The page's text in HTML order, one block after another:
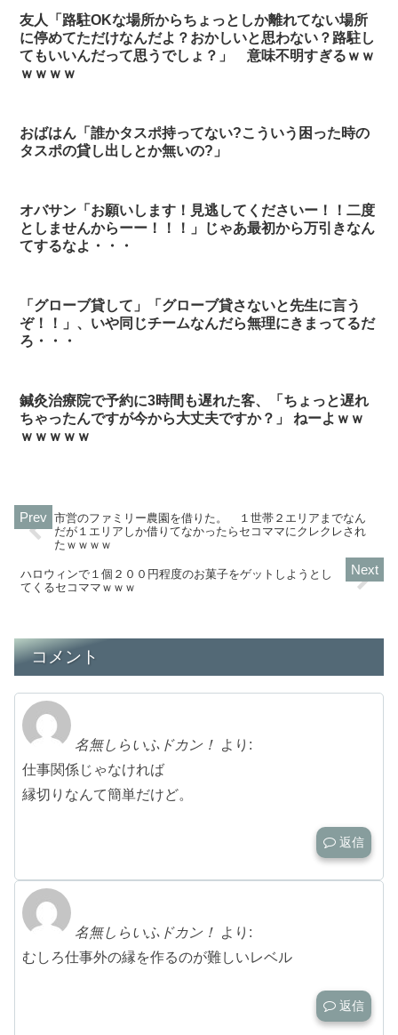
友人「路駐OKな場所からちょっとしか離れてない場所
に停めてただけなんだよ？おかしいと思わない？路駐し
てもいいんだって思うでしょ？」 意味不明すぎるｗｗ
ｗｗｗｗ
おばはん「誰かタスポ持ってない?こういう困った時の
タスポの貸し出しとか無いの?」
オバサン「お願いします！見逃してくださいー！！二度
としませんからーー！！！」じゃあ最初から万引きなん
てするなよ・・・
「グローブ貸して」「グローブ貸さないと先生に言う
ぞ！！」、いや同じチームなんだら無理にきまってるだ
ろ・・・
鍼灸治療院で予約に3時間も遅れた客、「ちょっと遅れ
ちゃったんですが今から大丈夫ですか？」 ねーよｗｗ
ｗｗｗｗｗ
市営のファミリー農園を借りた。 １世帯２エリアまでなん
だが１エリアしか借りてなかったらセコママにクレクレされ
たｗｗｗｗ
ハロウィンで１個２００円程度のお菓子をゲットしようとし
てくるセコママｗｗｗ
コメント
名無しらいふドカン！ より:
仕事関係じゃなければ
縁切りなんて簡単だけど。
返信
名無しらいふドカン！ より:
むしろ仕事外の縁を作るのが難しいレベル
返信